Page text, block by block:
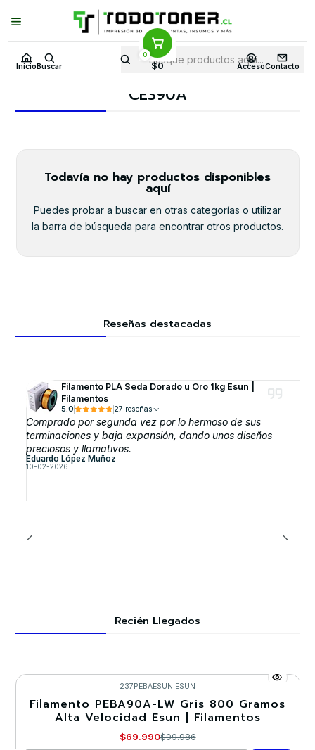
Inicio Buscar
0
$0 AccesoContacto
Puedes Elegir: Comprar enTienda· Despachoa Todo Chile · Retiro en
Tienda en24 Horas
Inicio Toner y tambor Toner Alternativo HP Insumos HP
CE390A
CE390A
Todavía no hay productos disponibles
aquí
Puedes probar a buscar en otras categorías o utilizar
la barra de búsqueda para encontrar otros productos.
Reseñas destacadas
Filamento PLA Seda Dorado u Oro 1kg Esun |
Filamentos
5.0 27 reseñas
Comprado por segunda vez por lo hermoso de sus
terminaciones y baja expansión, dando unos diseños
preciosos y llamativos.
Eduardo López Muñoz
10-02-2026
Recién Llegados
-30%
237PEBAESUN ESUN
Filamento PEBA90A-LW Gris 800 Gramos
Alta Velocidad Esun | Filamentos
$69.990$99.986